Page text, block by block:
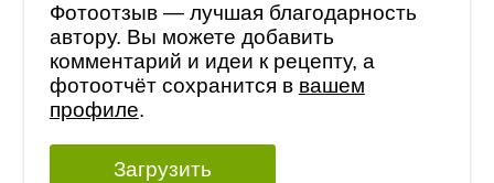
Фотоотзыв — лучшая благодарность
автору. Вы можете добавить
комментарий и идеи к рецепту, а
фотоотчёт сохранится в вашем
профиле.
Загрузить